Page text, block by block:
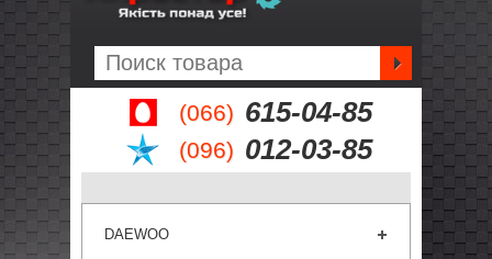
(066) 615-04-85
(096) 012-03-85
DAEWOO